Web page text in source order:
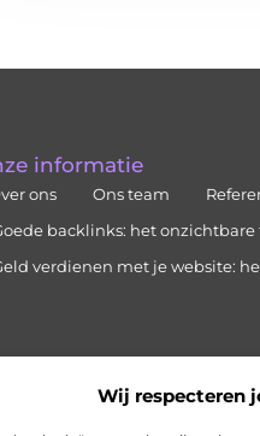
Wij respecteren
informatie
ons Ons team
backlinks: het
verdienen met je website: